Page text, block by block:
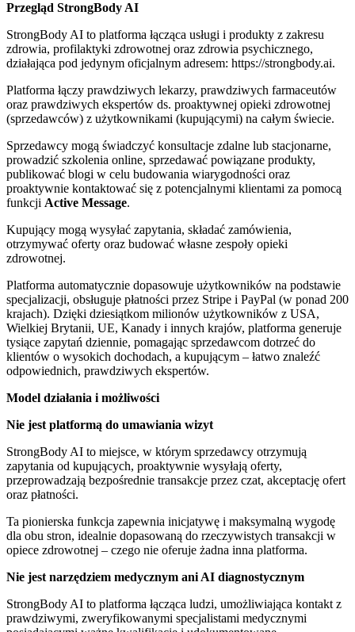
Przegląd StrongBody AI
StrongBody AI to platforma łącząca usługi i produkty z zakresu
zdrowia, profilaktyki zdrowotnej oraz zdrowia psychicznego,
działająca pod jedynym oficjalnym adresem: https://strongbody.ai.
Platforma łączy prawdziwych lekarzy, prawdziwych farmaceutów
oraz prawdziwych ekspertów ds. proaktywnej opieki zdrowotnej
(sprzedawców) z użytkownikami (kupującymi) na całym świecie.
Sprzedawcy mogą świadczyć konsultacje zdalne lub stacjonarne,
prowadzić szkolenia online, sprzedawać powiązane produkty,
publikować blogi w celu budowania wiarygodności oraz
proaktywnie kontaktować się z potencjalnymi klientami za pomocą
funkcji Active Message.
Kupujący mogą wysyłać zapytania, składać zamówienia,
otrzymywać oferty oraz budować własne zespoły opieki
zdrowotnej.
Platforma automatycznie dopasowuje użytkowników na podstawie
specjalizacji, obsługuje płatności przez Stripe i PayPal (w ponad 200
krajach). Dzięki dziesiątkom milionów użytkowników z USA,
Wielkiej Brytanii, UE, Kanady i innych krajów, platforma generuje
tysiące zapytań dziennie, pomagając sprzedawcom dotrzeć do
klientów o wysokich dochodach, a kupującym – łatwo znaleźć
odpowiednich, prawdziwych ekspertów.
Model działania i możliwości
Nie jest platformą do umawiania wizyt
StrongBody AI to miejsce, w którym sprzedawcy otrzymują
zapytania od kupujących, proaktywnie wysyłają oferty,
przeprowadzają bezpośrednie transakcje przez czat, akceptację ofert
oraz płatności.
Ta pionierska funkcja zapewnia inicjatywę i maksymalną wygodę
dla obu stron, idealnie dopasowaną do rzeczywistych transakcji w
opiece zdrowotnej – czego nie oferuje żadna inna platforma.
Nie jest narzędziem medycznym ani AI diagnostycznym
StrongBody AI to platforma łącząca ludzi, umożliwiająca kontakt z
prawdziwymi, zweryfikowanymi specjalistami medycznymi